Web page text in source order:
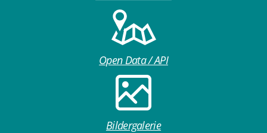
Open Data / API
Bildergalerie